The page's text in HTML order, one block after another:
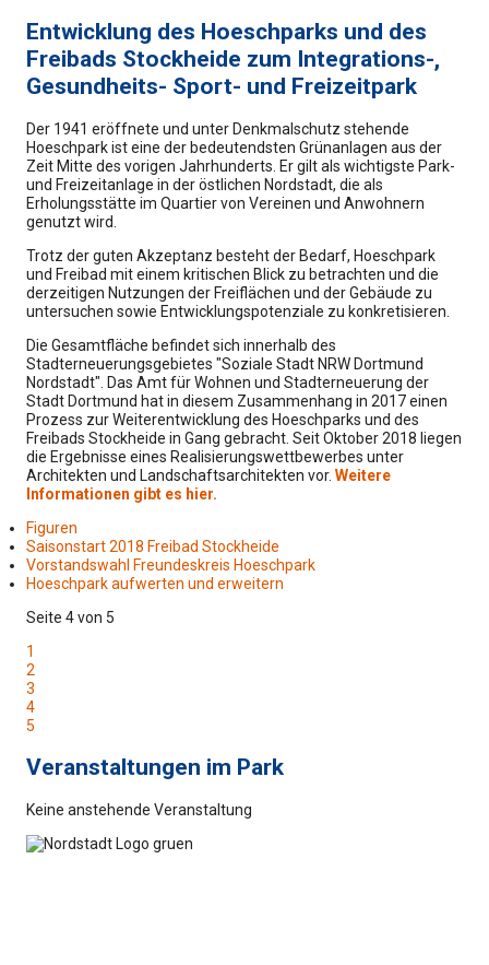
Entwicklung des Hoeschparks und des
Freibads Stockheide zum Integrations-,
Gesundheits- Sport- und Freizeitpark
Der 1941 eröffnete und unter Denkmalschutz stehende
Hoeschpark ist eine der bedeutendsten Grünanlagen aus der
Zeit Mitte des vorigen Jahrhunderts. Er gilt als wichtigste Park-
und Freizeitanlage in der östlichen Nordstadt, die als
Erholungsstätte im Quartier von Vereinen und Anwohnern
genutzt wird.
Trotz der guten Akzeptanz besteht der Bedarf, Hoeschpark
und Freibad mit einem kritischen Blick zu betrachten und die
derzeitigen Nutzungen der Freiflächen und der Gebäude zu
untersuchen sowie Entwicklungspotenziale zu konkretisieren.
Die Gesamtfläche befindet sich innerhalb des
Stadterneuerungsgebietes "Soziale Stadt NRW Dortmund
Nordstadt". Das Amt für Wohnen und Stadterneuerung der
Stadt Dortmund hat in diesem Zusammenhang in 2017 einen
Prozess zur Weiterentwicklung des Hoeschparks und des
Freibads Stockheide in Gang gebracht. Seit Oktober 2018 liegen
die Ergebnisse eines Realisierungswettbewerbes unter
Architekten und Landschaftsarchitekten vor. Weitere
Informationen gibt es hier.
Figuren
Saisonstart 2018 Freibad Stockheide
Vorstandswahl Freundeskreis Hoeschpark
Hoeschpark aufwerten und erweitern
Seite 4 von 5
1
2
3
4
5
Veranstaltungen im Park
Keine anstehende Veranstaltung